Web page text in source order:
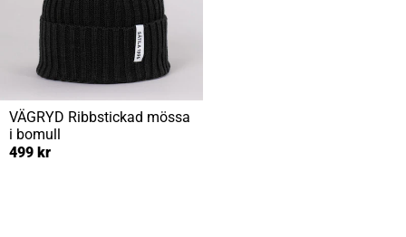
VÄGRYD Ribbstickad mössa
i bomull
499 kr